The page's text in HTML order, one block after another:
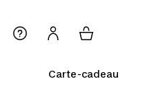
Carte-cadeau